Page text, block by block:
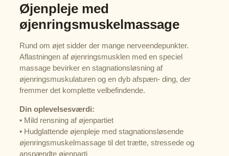
Øjenpleje med
øjenringsmuskelmassage
Rund om øjet sidder der mange nerveendepunkter.
Aflastningen af øjenringsmusklen med en speciel
massage bevirker en stagnationsløsning af
øjenringsmuskulaturen og en dyb afspæn- ding, der
fremmer det komplette velbefindende.
Din oplevelsesværdi:
• Mild rensning af øjenpartiet
• Hudglattende øjenpleje med stagnationsløsende
øjenringsmuskelmassage til det trætte, stressede og
anspændte øjenparti